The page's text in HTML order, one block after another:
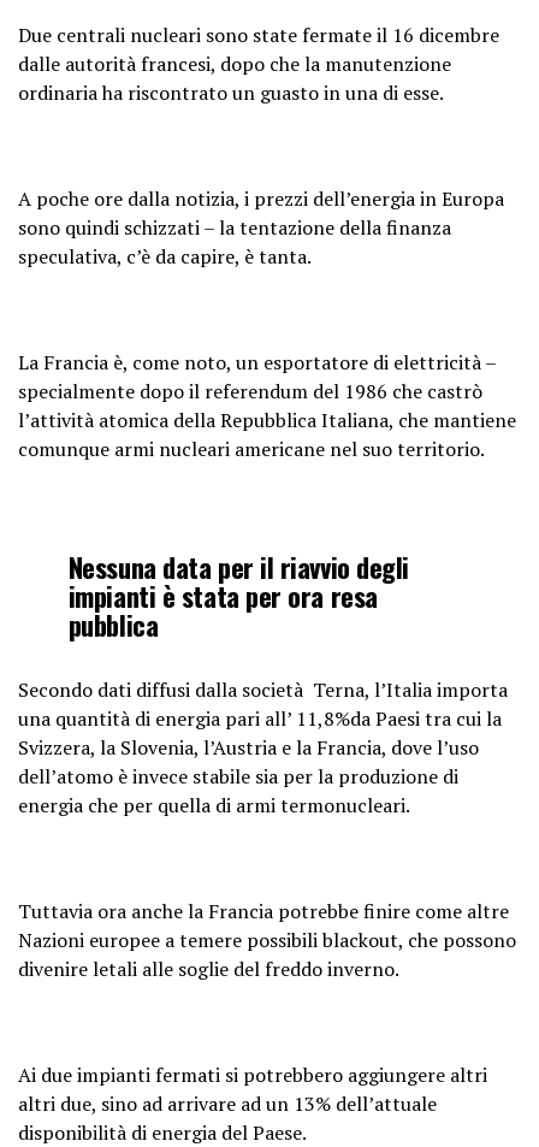
Due centrali nucleari sono state fermate il 16 dicembre
dalle autorità francesi, dopo che la manutenzione
ordinaria ha riscontrato un guasto in una di esse.
A poche ore dalla notizia, i prezzi dell’energia in Europa
sono quindi schizzati – la tentazione della finanza
speculativa, c’è da capire, è tanta.
La Francia è, come noto, un esportatore di elettricità –
specialmente dopo il referendum del 1986 che castrò
l’attività atomica della Repubblica Italiana, che mantiene
comunque armi nucleari americane nel suo territorio.
Nessuna data per il riavvio degli
impianti è stata per ora resa
pubblica
Secondo dati diffusi dalla società Terna, l’Italia importa
una quantità di energia pari all’ 11,8%da Paesi tra cui la
Svizzera, la Slovenia, l’Austria e la Francia, dove l’uso
dell’atomo è invece stabile sia per la produzione di
energia che per quella di armi termonucleari.
Tuttavia ora anche la Francia potrebbe finire come altre
Nazioni europee a temere possibili blackout, che possono
divenire letali alle soglie del freddo inverno.
Ai due impianti fermati si potrebbero aggiungere altri
altri due, sino ad arrivare ad un 13% dell’attuale
disponibilità di energia del Paese.